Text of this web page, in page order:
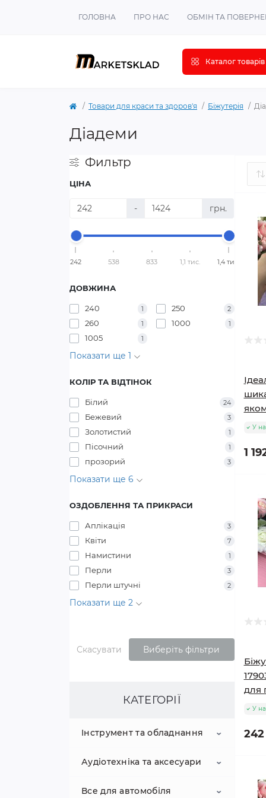
ГОЛОВНА ПРО НАС ОБМІН ТА
Каталог товарів
Товари для краси та здоров'я Біжутерія
Діадеми
Фильтр
ЦІНА
- грн.
242 538 833 1,1 тис. 1,4 тис.
ДОВЖИНА
240 1 250 2
260 1 1000 1
1005 1
Показати ще 1
КОЛІР ТА ВІДТІНОК
Білий 24
Бежевий 3
Золотистий 1
Пісочний 1
прозорий 3
Показати ще 6
ОЗДОБЛЕННЯ ТА ПРИКРАСИ
Аплікація 3
Квіти 7
Намистини 1
Перли 3
Перли штучні 2
Показати ще 2
Скасувати Виберіть фільтри
КАТЕГОРІЇ
Інструмент та обладнання
Вантажопідйомне
Аудіотехніка та аксесуари
акустичні системи
Все для автомобіля
У
1
для
У
242